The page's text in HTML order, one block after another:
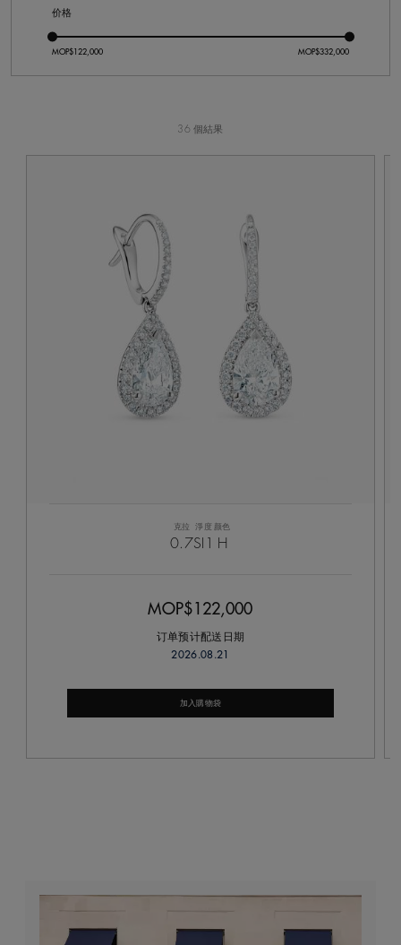
价格
36 個結果
克拉
0.7
淨度
SI1
颜色
H
MOP$122,000
订单预计配送日期
2026.08.21
加入購物袋